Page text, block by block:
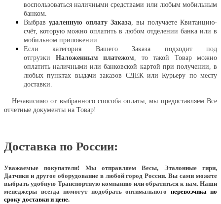
воспользоваться наличными средствами или любым мобильным
банком.
Выбравудаленную оплату Заказа , вы получаете Квитанцию-
счёт, которую можно оплатить в любом отделении банка или в
мобильном приложении.
Если категория Вашего Заказа подходит под
отгрузки Наложенным платежом , то такой Товар можно
оплатить наличными или банковской картой при получении, в
любых пунктах выдачи заказов СДЕК или Курьеру по месту
доставки.
Независимо от выбранного способа оплаты, мы предоставляем Все
отчетные документы на Товар!
Доставка по России:
Уважаемые покупатели! Мы отправляем Весы, Эталонные гири,
Датчики и другое оборудование в любой город России. Вы сами можете
выбрать удобную Транспортную компанию или обратиться к нам. Наши
менеджеры всегда помогут подобрать оптимального перевозчика по
сроку доставки и цене.